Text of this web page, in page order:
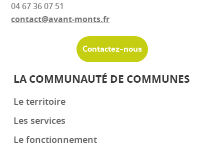
04 67 36 07 51
contact@avant-monts.fr
Contactez-nous
LA COMMUNAUTÉ DE COMMUNES
Le territoire
Les services
Le fonctionnement